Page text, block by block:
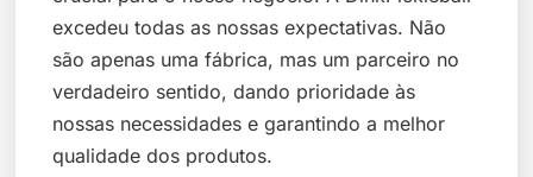
excedeu todas as nossas expectativas. Não
são apenas uma fábrica, mas um parceiro no
verdadeiro sentido, dando prioridade às
nossas necessidades e garantindo a melhor
qualidade dos produtos.